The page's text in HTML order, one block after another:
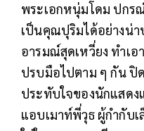
พระเอกหนุ่มโดม ปกร
เป็นคุณปุริมได้อย่างน่า
อารมณ์สุดเหวี่ยง ทำเอ
ปรบมือไปตาม ๆ กัน ปิ
ประทับใจของนักแสด
แอบเมาท์พี่วุธ ผู้กำกับเ